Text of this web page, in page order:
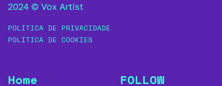
2024 © Vox Artist
POLÍTICA DE PRIVACIDADE
POLÍTICA DE COOKIES
Home FOLLOW